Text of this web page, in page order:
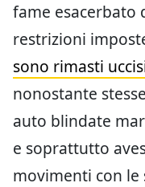
fame esacerbato
restrizioni
sono rimasti
nonostante
auto blindate
e soprattutto
movimenti con